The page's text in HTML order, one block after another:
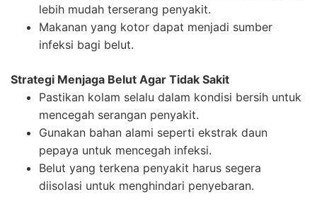
lebih mudah terserang penyakit.
Makanan yang kotor dapat menjadi sumber
infeksi bagi belut.
Strategi Menjaga Belut Agar Tidak Sakit
Pastikan kolam selalu dalam kondisi bersih untuk
mencegah serangan penyakit.
Gunakan bahan alami seperti ekstrak daun
pepaya untuk mencegah infeksi.
Belut yang terkena penyakit harus segera
diisolasi untuk menghindari penyebaran.